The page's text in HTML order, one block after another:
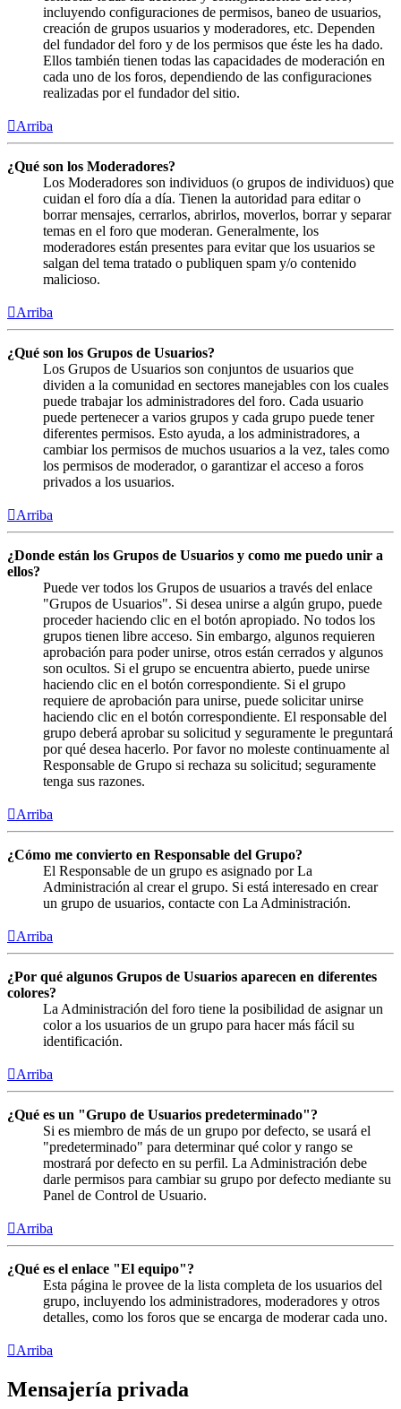
incluyendo configuraciones de permisos, baneo de usuarios,
creación de grupos usuarios y moderadores, etc. Dependen
del fundador del foro y de los permisos que éste les ha dado.
Ellos también tienen todas las capacidades de moderación en
cada uno de los foros, dependiendo de las configuraciones
realizadas por el fundador del sitio.
Arriba
¿Qué son los Moderadores?
Los Moderadores son individuos (o grupos de individuos) que
cuidan el foro día a día. Tienen la autoridad para editar o
borrar mensajes, cerrarlos, abrirlos, moverlos, borrar y separar
temas en el foro que moderan. Generalmente, los
moderadores están presentes para evitar que los usuarios se
salgan del tema tratado o publiquen spam y/o contenido
malicioso.
Arriba
¿Qué son los Grupos de Usuarios?
Los Grupos de Usuarios son conjuntos de usuarios que
dividen a la comunidad en sectores manejables con los cuales
puede trabajar los administradores del foro. Cada usuario
puede pertenecer a varios grupos y cada grupo puede tener
diferentes permisos. Esto ayuda, a los administradores, a
cambiar los permisos de muchos usuarios a la vez, tales como
los permisos de moderador, o garantizar el acceso a foros
privados a los usuarios.
Arriba
¿Donde están los Grupos de Usuarios y como me puedo unir a
ellos?
Puede ver todos los Grupos de usuarios a través del enlace
"Grupos de Usuarios". Si desea unirse a algún grupo, puede
proceder haciendo clic en el botón apropiado. No todos los
grupos tienen libre acceso. Sin embargo, algunos requieren
aprobación para poder unirse, otros están cerrados y algunos
son ocultos. Si el grupo se encuentra abierto, puede unirse
haciendo clic en el botón correspondiente. Si el grupo
requiere de aprobación para unirse, puede solicitar unirse
haciendo clic en el botón correspondiente. El responsable del
grupo deberá aprobar su solicitud y seguramente le preguntará
por qué desea hacerlo. Por favor no moleste continuamente al
Responsable de Grupo si rechaza su solicitud; seguramente
tenga sus razones.
Arriba
¿Cómo me convierto en Responsable del Grupo?
El Responsable de un grupo es asignado por La
Administración al crear el grupo. Si está interesado en crear
un grupo de usuarios, contacte con La Administración.
Arriba
¿Por qué algunos Grupos de Usuarios aparecen en diferentes
colores?
La Administración del foro tiene la posibilidad de asignar un
color a los usuarios de un grupo para hacer más fácil su
identificación.
Arriba
¿Qué es un "Grupo de Usuarios predeterminado"?
Si es miembro de más de un grupo por defecto, se usará el
"predeterminado" para determinar qué color y rango se
mostrará por defecto en su perfil. La Administración debe
darle permisos para cambiar su grupo por defecto mediante su
Panel de Control de Usuario.
Arriba
¿Qué es el enlace "El equipo"?
Esta página le provee de la lista completa de los usuarios del
grupo, incluyendo los administradores, moderadores y otros
detalles, como los foros que se encarga de moderar cada uno.
Arriba
Mensajería privada